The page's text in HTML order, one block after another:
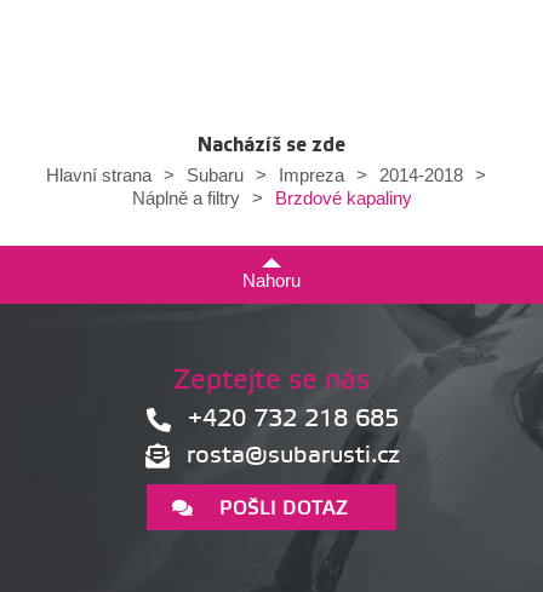
Nacházíš se zde
Hlavní strana
> Subaru > Impreza > 2014-2018
>
Náplně a filtry
> Brzdové kapaliny
Nahoru
Zeptejte se nás
+420 732 218 685
rosta@subarusti.cz
POŠLI DOTAZ